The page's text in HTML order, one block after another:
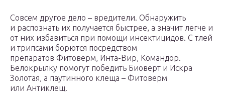
Совсем другое дело – вредители. Обнаружить
и распознать их получается быстрее, а значит легче и
от них избавиться при помощи инсектицидов. С тлей
и трипсами борются посредством
препаратов Фитоверм, Инта-Вир, Командор.
Белокрылку помогут победить Биоверт и Искра
Золотая, а паутинного клеща – Фитоверм
или Антиклещ.